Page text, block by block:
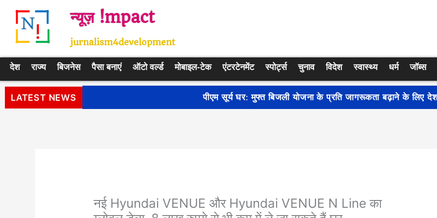
न्यूज़ !mpact
jurnalism4development
देश राज्य बिजनेस पैसा बनाएं ऑटो वर्ल्ड मोबाइल-टेक एंटरटेनमेंट स्पोर्ट्स चुनाव विदेश स्वास्थ्य धर्म जॉब्स
LATEST NEWS पीएम सूर्य घर: मुफ्त बिजली योजना के प्रति जागरूकता बढ़ाने के लिए देशभर में शुरू हुआ नुक्कड़ नाटक
नई Hyundai VENUE और Hyundai VENUE N Line का